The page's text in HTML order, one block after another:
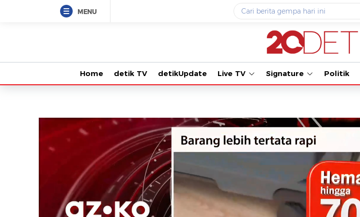
MENU
Yang sedang ramai dicari
data live draw sgp
#3prabowo
#5gempa hari ini
Promoted
Home detik TV detikUpdate Live TV Signature Politik